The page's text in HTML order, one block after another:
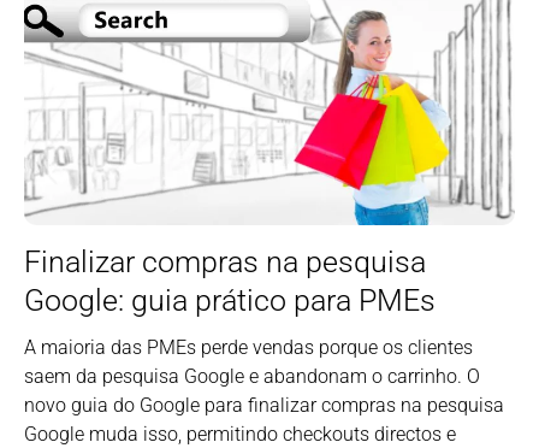
Finalizar compras na pesquisa
Google: guia prático para PMEs
A maioria das PMEs perde vendas porque os clientes
saem da pesquisa Google e abandonam o carrinho. O
novo guia do Google para finalizar compras na pesquisa
Google muda isso, permitindo checkouts directos e